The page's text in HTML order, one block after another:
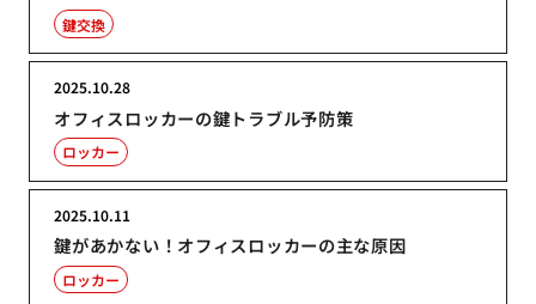
鍵交換
オフィスロッカーの鍵トラブル予防策
2025.10.28
ロッカー
鍵があかない！オフィスロッカーの主な原因
2025.10.11
ロッカー